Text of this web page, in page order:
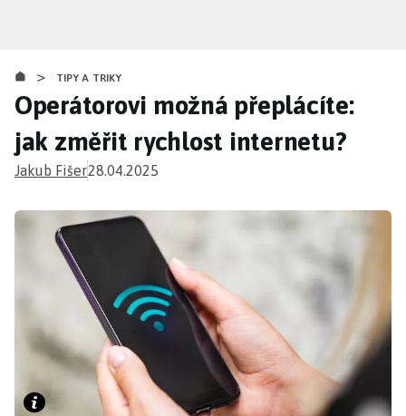
obsahu
> TIPY A TRIKY
Operátorovi možná přeplácíte:
jak změřit rychlost internetu?
Jakub Fišer28.04.2025